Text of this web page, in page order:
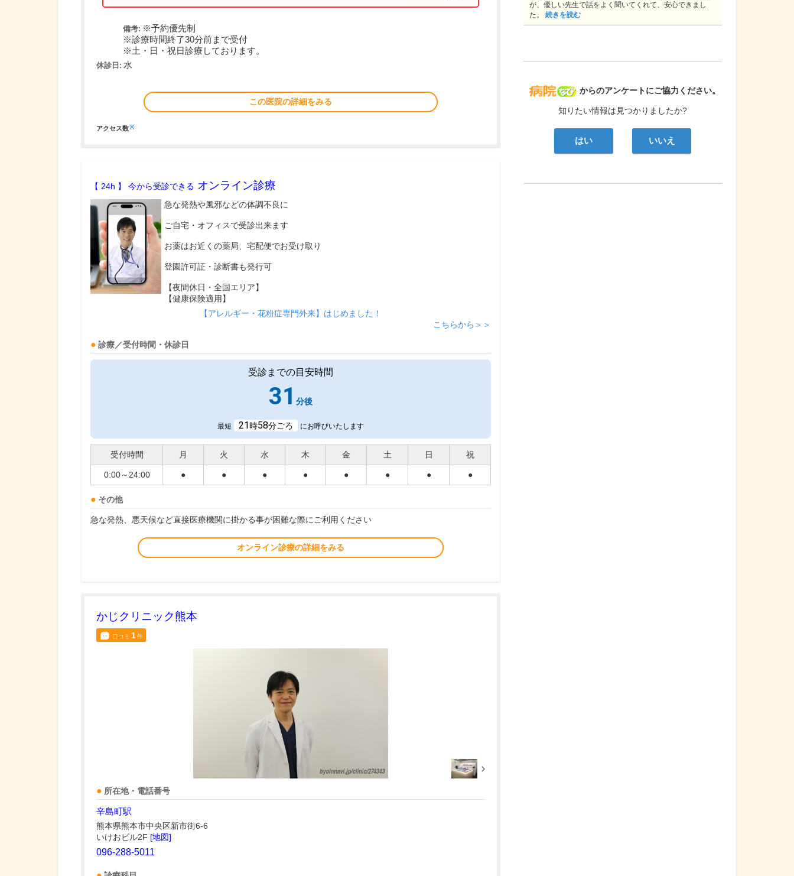
備考: ※予約優先制
※診療時間終了30分前まで受付
※土・日・祝日診療しております。
休診日: 水
この医院の詳細をみる
アクセス数※
【 24h 】 今から受診できる オンライン診療
急な発熱や風邪などの体調不良に
ご自宅・オフィスで受診出来ます
お薬はお近くの薬局、宅配便でお受け取り
登園許可証・診断書も発行可
【夜間休日・全国エリア】
【健康保険適用】
【アレルギー・花粉症専門外来】はじめました！
こちらから＞＞
診療／受付時間・休診日
受診までの目安時間
31 分後
最短 21時58分ごろ にお呼びいたします
受付時間 月 火 水 木 金 土 日 祝
0:00～24:00 ● ● ● ● ● ● ● ●
その他
急な発熱、悪天候など直接医療機関に掛かる事が困難な際にご利用ください
オンライン診療の詳細をみる
かじクリニック熊本
口コミ 1件
所在地・電話番号
辛島町駅
熊本県熊本市中央区新市街6-6
いけおビル2F [地図]
096-288-5011
病院なび
からのアンケートにご協力ください。
知りたい情報は見つかりましたか?
はい いいえ
が、優しい先生で話をよく聞いてくれて、安心できまし
た。 続きを読む